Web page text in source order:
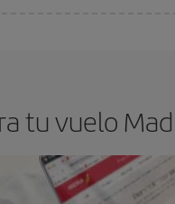
tu vuelo